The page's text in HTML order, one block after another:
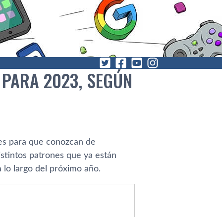
2023, SEGÚN
para que conozcan de
patrones que ya están
lo largo del próximo año.